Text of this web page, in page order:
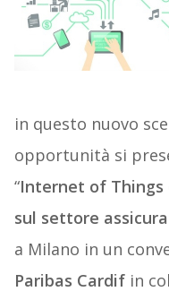
in questo nuovo
opportunità si
“Internet of Things
sul settore
a Milano in un
Paribas Cardif in